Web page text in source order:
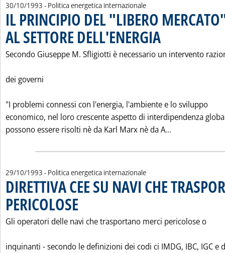
30/10/1993 - Politica energetica internazionale
IL PRINCIPIO DEL "LIBERO
AL SETTORE DELL'ENERGIA
Secondo Giuseppe M. Sfligiotti è necessario un intervento
dei governi
"I problemi connessi con l'energia, l'ambiente e lo sviluppo
economico, nel loro crescente aspetto di interdipendenza
possono essere risolti nè da Karl Marx nè da A...
29/10/1993 - Politica energetica internazionale
DIRETTIVA CEE SU NAVI CHE
PERICOLOSE
Gli operatori delle navi che trasportano merci pericolose o
inquinanti - secondo le definizioni dei codi ci IMDG, IBC, IGC e